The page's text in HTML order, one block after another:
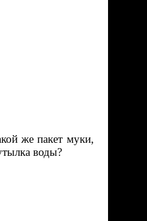
же пакет муки,
воды?